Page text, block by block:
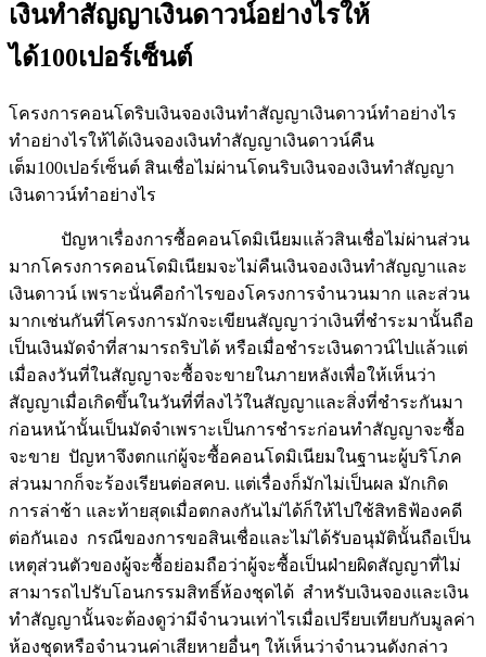
เงินทำสัญญาเงินดาวน์อย่างไรให้
ได้100เปอร์เซ็นต์
โครงการคอนโดริบเงินจองเงินทำสัญญาเงินดาวน์ทำอย่างไร
ทำอย่างไรให้ได้เงินจองเงินทำสัญญาเงินดาวน์คืน
เต็ม100เปอร์เซ็นต์ สินเชื่อไม่ผ่านโดนริบเงินจองเงินทำสัญญา
เงินดาวน์ทำอย่างไร
ปัญหาเรื่องการซื้อคอนโดมิเนียมแล้วสินเชื่อไม่ผ่านส่วน
มากโครงการคอนโดมิเนียมจะไม่คืนเงินจองเงินทำสัญญาและ
เงินดาวน์ เพราะนั่นคือกำไรของโครงการจำนวนมาก และส่วน
มากเช่นกันที่โครงการมักจะเขียนสัญญาว่าเงินที่ชำระมานั้นถือ
เป็นเงินมัดจำที่สามารถริบได้ หรือเมื่อชำระเงินดาวน์ไปแล้วแต่
เมื่อลงวันที่ในสัญญาจะซื้อจะขายในภายหลังเพื่อให้เห็นว่า
สัญญาเมื่อเกิดขึ้นในวันที่ที่ลงไว้ในสัญญาและสิ่งที่ชำระกันมา
ก่อนหน้านั้นเป็นมัดจำเพราะเป็นการชำระก่อนทำสัญญาจะซื้อ
จะขาย ปัญหาจึงตกแก่ผู้จะซื้อคอนโดมิเนียมในฐานะผู้บริโภค
ส่วนมากก็จะร้องเรียนต่อสคบ. แต่เรื่องก็มักไม่เป็นผล มักเกิด
การล่าช้า และท้ายสุดเมื่อตกลงกันไม่ได้ก็ให้ไปใช้สิทธิฟ้องคดี
ต่อกันเอง กรณีของการขอสินเชื่อและไม่ได้รับอนุมัตินั้นถือเป็น
เหตุส่วนตัวของผู้จะซื้อย่อมถือว่าผู้จะซื้อเป็นฝ่ายผิดสัญญาที่ไม่
สามารถไปรับโอนกรรมสิทธิ์ห้องชุดได้ สำหรับเงินจองและเงิน
ทำสัญญานั้นจะต้องดูว่ามีจำนวนเท่าไรเมื่อเปรียบเทียบกับมูลค่า
ห้องชุดหรือจำนวนค่าเสียหายอื่นๆ ให้เห็นว่าจำนวนดังกล่าว